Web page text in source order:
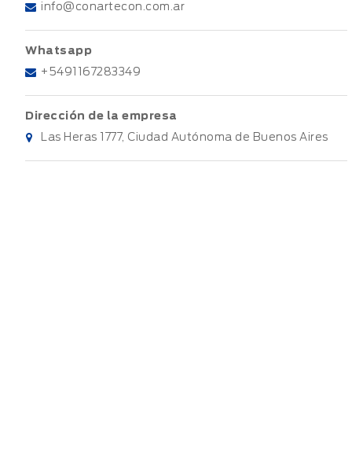
info@conartecon.com.ar
Whatsapp
+5491167283349
Dirección de la empresa
Las Heras 1777, Ciudad Autónoma de Buenos Aires